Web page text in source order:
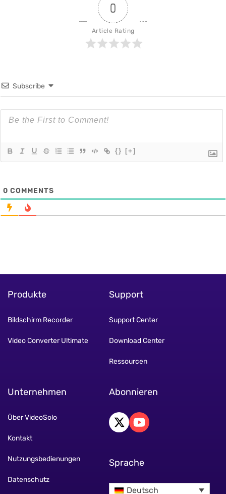
0
Article Rating
Subscribe
{} [+]
0 COMMENTS
Produkte
Bildschirm Recorder
Video Converter Ultimate
Support
Support Center
Download Center
Ressourcen
Unternehmen
Über VideoSolo
Kontakt
Nutzungsbedienungen
Datenschutz
Abonnieren
Sprache
Deutsch